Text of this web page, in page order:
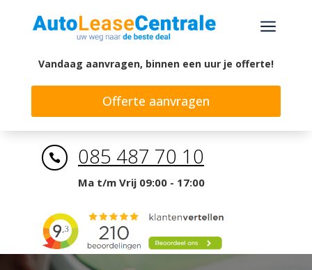
a
Vandaag aanvragen, binnen een uur je offerte!
Offerte aanvragen
 085 487 70 10
Ma t/m Vrij 09:00 - 17:00